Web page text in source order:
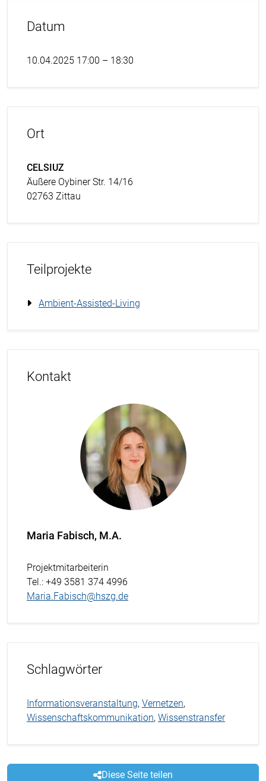
Datum
10.04.2025 17:00 – 18:30
Ort
CELSIUZ
Äußere Oybiner Str. 14/16
02763 Zittau
Teilprojekte
Ambient-Assisted-Living
Kontakt
Maria Fabisch, M.A.
Projektmitarbeiterin
Tel.: +49 3581 374 4996
Maria.Fabisch@hszg.de
Schlagwörter
Informationsveranstaltung, Vernetzen,
Wissenschaftskommunikation, Wissenstransfer
Diese Seite teilen